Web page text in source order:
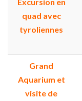
quad avec
tyroliennes
Grand
Aquarium et
visite de